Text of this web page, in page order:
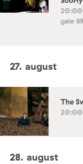
gate
27. august
The
28. august